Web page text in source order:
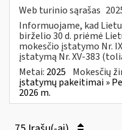
Web turinio sąrašas
Informuojame, kad
birželio 30 d. priėmė
mokesčio įstatymo Nr.
įstatymą Nr. XV-383
Metai: 2025 Mokesčių
įstatymų pakeitimai »
2026 m.